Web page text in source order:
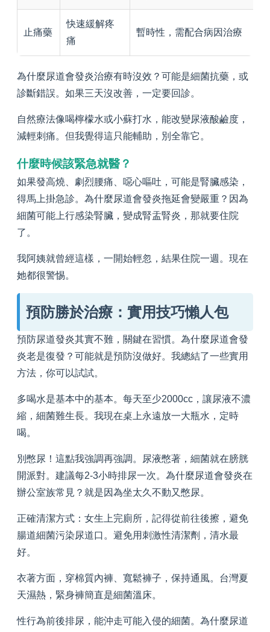
止痛藥
快速緩解疼
痛
暫時性，需配合病因治療
為什麼尿道會發炎治療有時沒效？可能是細菌抗藥，或
診斷錯誤。如果三天沒改善，一定要回診。
自然療法像喝檸檬水或小蘇打水，能改變尿液酸鹼度，
減輕刺痛。但我覺得這只能輔助，別全靠它。
什麼時候該緊急就醫？
如果發高燒、劇烈腰痛、噁心嘔吐，可能是腎臟感染，
得馬上掛急診。為什麼尿道會發炎拖延會變嚴重？因為
細菌可能上行感染腎臟，變成腎盂腎炎，那就要住院
了。
我阿姨就曾經這樣，一開始輕忽，結果住院一週。現在
她都很警惕。
預防勝於治療：實用技巧懶人包
預防尿道發炎其實不難，關鍵在習慣。為什麼尿道會發
炎老是復發？可能就是預防沒做好。我總結了一些實用
方法，你可以試試。
多喝水是基本中的基本。每天至少2000cc，讓尿液不濃
縮，細菌難生長。我現在桌上永遠放一大瓶水，定時
喝。
別憋尿！這點我強調再強調。尿液憋著，細菌就在膀胱
開派對。建議每2-3小時排尿一次。為什麼尿道會發炎在
辦公室族常見？就是因為坐太久不動又憋尿。
正確清潔方式：女生上完廁所，記得從前往後擦，避免
腸道細菌污染尿道口。避免用刺激性清潔劑，清水最
好。
衣著方面，穿棉質內褲、寬鬆褲子，保持通風。台灣夏
天濕熱，緊身褲簡直是細菌溫床。
性行為前後排尿，能沖走可能入侵的細菌。為什麼尿道